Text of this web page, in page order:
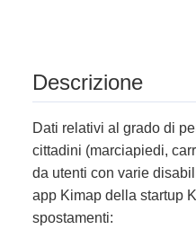
Descrizione
Dati relativi al grado di
cittadini (marciapiedi,
da utenti con varie
app Kimap della startup
spostamenti: